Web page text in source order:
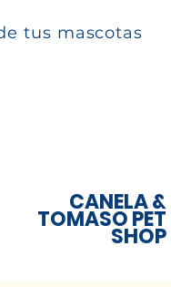
tus mascotas
CANELA &
TOMASO PET
SHOP